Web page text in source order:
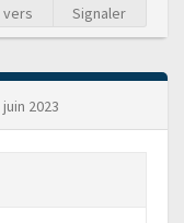
vers Signaler
juin 2023